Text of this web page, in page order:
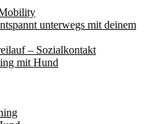
unterwegs mit deinem
– Sozialkontakt
mit Hund